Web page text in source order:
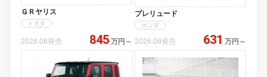
ＧＲヤリス
トヨタ
2026.08発売 845 万円 ～
プレリュード
ホンダ
2026.08発売 631 万円 ～